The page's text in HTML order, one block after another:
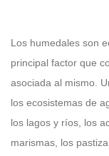
Los humedales son
principal factor que
asociada al mismo.
los ecosistemas de
los lagos y ríos, los
marismas, los